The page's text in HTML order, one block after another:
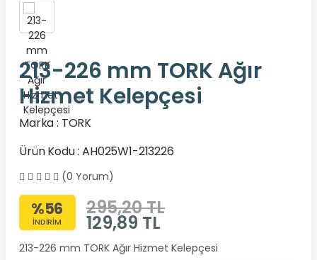
213-226 mm TORK Ağır
Hizmet Kelepçesi
Marka : TORK
Ürün Kodu : AH025W1-213226
(0 Yorum)
%56
İNDİRİM
295,20 TL
129,89 TL
213-226 mm TORK Ağır Hizmet Kelepçesi